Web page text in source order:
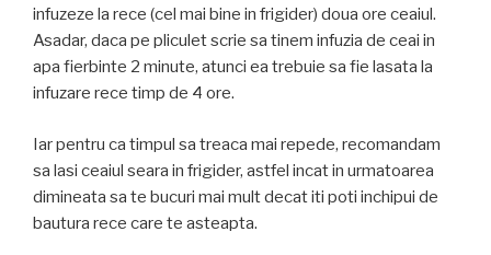
infuzeze la rece (cel mai bine in frigider) doua ore ceaiul.
Asadar, daca pe pliculet scrie sa tinem infuzia de ceai in
apa fierbinte 2 minute, atunci ea trebuie sa fie lasata la
infuzare rece timp de 4 ore.
Iar pentru ca timpul sa treaca mai repede, recomandam
sa lasi ceaiul seara in frigider, astfel incat in urmatoarea
dimineata sa te bucuri mai mult decat iti poti inchipui de
bautura rece care te asteapta.